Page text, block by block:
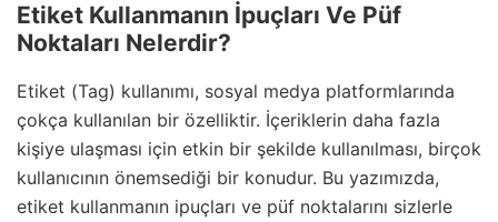
Etiket Kullanmanın İpuçları Ve Püf
Noktaları Nelerdir?
Etiket (Tag) kullanımı, sosyal medya platformlarında
çokça kullanılan bir özelliktir. İçeriklerin daha fazla
kişiye ulaşması için etkin bir şekilde kullanılması, birçok
kullanıcının önemsediği bir konudur. Bu yazımızda,
etiket kullanmanın ipuçları ve püf noktalarını sizlerle